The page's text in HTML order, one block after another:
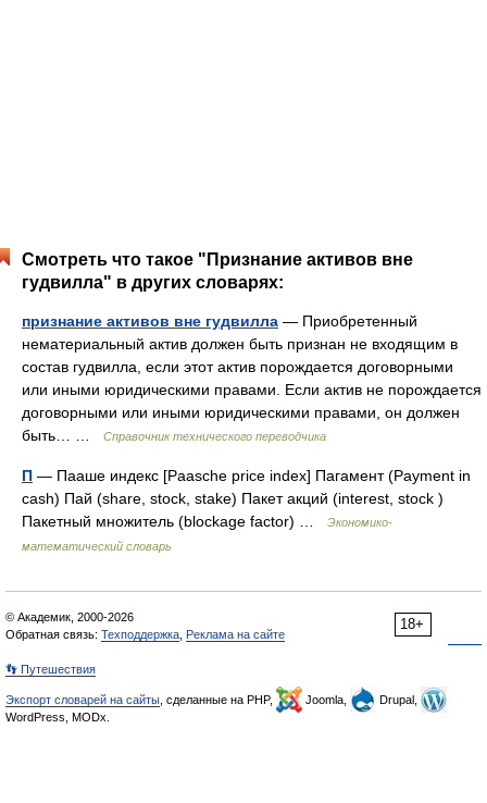
Смотреть что такое "Признание активов вне
гудвилла" в других словарях:
признание активов вне гудвилла — Приобретенный
нематериальный актив должен быть признан не входящим в
состав гудвилла, если этот актив порождается договорными
или иными юридическими правами. Если актив не порождается
договорными или иными юридическими правами, он должен
быть… …
Справочник технического переводчика
П — Пааше индекс [Paasche price index] Пагамент (Payment in
cash) Пай (share, stock, stake) Пакет акций (interest, stock )
Пакетный множитель (blockage factor) …
Экономико-
математический словарь
18+
© Академик, 2000-2026
Обратная связь: Техподдержка Реклама на сайте
👣 Путешествия
Экспорт словарей на сайты , сделанные на PHP, Joomla,
Drupal,
WordPress, MODx.